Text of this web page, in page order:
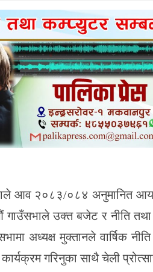
आव २०८३/०८४ अनुमानित
उक्त बजेट र नीति तथा
अध्यक्ष मुक्तानले वार्षिक
कार्यक्रम गरिनुका साथै चेली